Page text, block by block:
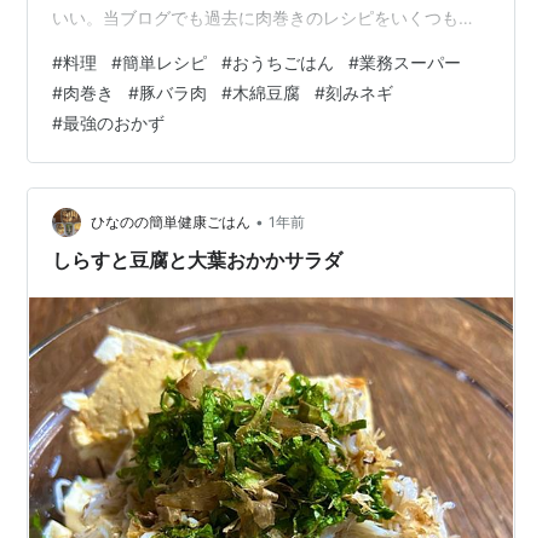
いい。当ブログでも過去に肉巻きのレシピをいくつも公
て今回巻くのは木綿豆腐。安価だしなにより柔らかい触
感が肉巻きと合わないはずがない。さっそく作ってみよ
う。 【材料】1～2人分 木綿豆腐(200g) 1丁 豚バラ肉 適
量 ごま油 大さじ1/2 調理酒 大さじ1 醤油 大さじ1 砂糖 小
さじ2 おろししょうがチューブ 小さじ1 おろしにんにく
チューブ…
#料理 #簡単レシピ #おうちごはん #業務スーパー
#肉巻き #豚バラ肉 #木綿豆腐 #刻みネギ
#最強のおかず
ひなのの簡単健康ごはん • 1年前
しらすと豆腐と大葉おかかサラダ